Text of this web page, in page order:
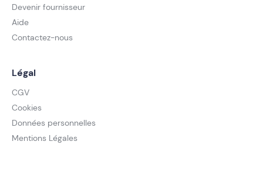
Devenir fournisseur
Aide
Contactez-nous
Légal
CGV
Cookies
Données personnelles
Mentions Légales